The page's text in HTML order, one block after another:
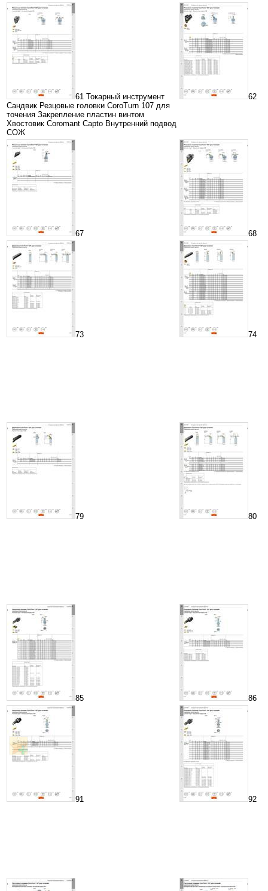
61 Токарный инструмент
Сандвик Резцовые головки CoroTurn 107 для
точения Закрепление пластин винтом
Хвостовик Coromant Capto Внутренний подвод
СОЖ
62
67 68
73 74
79 80
85 86
91 92